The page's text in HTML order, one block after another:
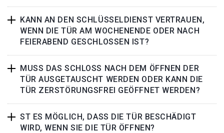
KANN AN DEN SCHLÜSSELDIENST VERTRAUEN,
WENN DIE TÜR AM WOCHENENDE ODER NACH
FEIERABEND GESCHLOSSEN IST?
MUSS DAS SCHLOSS NACH DEM ÖFFNEN DER
TÜR AUSGETAUSCHT WERDEN ODER KANN DIE
TÜR ZERSTÖRUNGSFREI GEÖFFNET WERDEN?
ST ES MÖGLICH, DASS DIE TÜR BESCHÄDIGT
WIRD, WENN SIE DIE TÜR ÖFFNEN?